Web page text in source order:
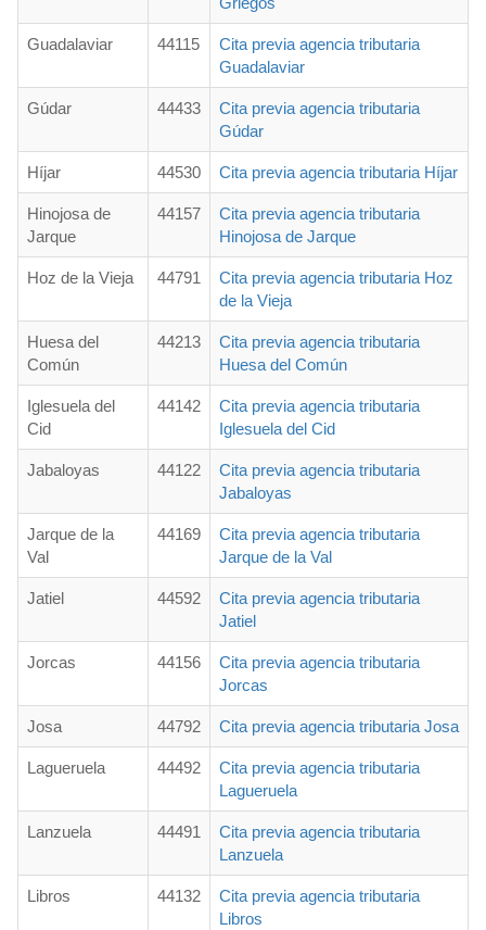
Guadalaviar 44115
Cita previa agencia tributaria
Guadalaviar
Gúdar 44433
Cita previa agencia tributaria
Gúdar
Híjar 44530 Cita previa agencia tributaria Híjar
Hinojosa de
Jarque
44157
Cita previa agencia tributaria
Hinojosa de Jarque
Hoz de la Vieja 44791
Cita previa agencia tributaria Hoz
de la Vieja
Huesa del
Común
44213
Cita previa agencia tributaria
Huesa del Común
Iglesuela del
Cid
44142
Cita previa agencia tributaria
Iglesuela del Cid
Jabaloyas 44122
Cita previa agencia tributaria
Jabaloyas
Jarque de la
Val
44169
Cita previa agencia tributaria
Jarque de la Val
Jatiel 44592
Cita previa agencia tributaria
Jatiel
Jorcas 44156
Cita previa agencia tributaria
Jorcas
Josa 44792 Cita previa agencia tributaria Josa
Lagueruela 44492
Cita previa agencia tributaria
Lagueruela
Lanzuela 44491
Cita previa agencia tributaria
Lanzuela
Libros 44132
Cita previa agencia tributaria
Libros